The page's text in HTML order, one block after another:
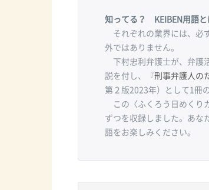
知ってる？ KEIBEN用語と
それぞれの業界には、必
外ではありません。
下村忠利弁護士が、弁護
説を付し、『刑事弁護人の
第２版2023年）として1冊
この〈ふくろう日めくり
ずつを収録しました。あな
語をお楽しみください。